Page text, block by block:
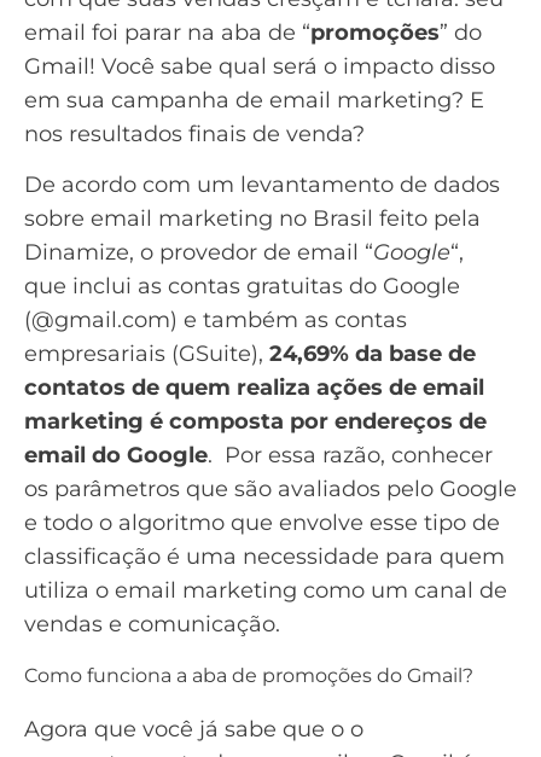
email foi parar na aba de “promoções” do
Gmail! Você sabe qual será o impacto disso
em sua campanha de email marketing? E
nos resultados finais de venda?
De acordo com um levantamento de dados
sobre email marketing no Brasil feito pela
Dinamize, o provedor de email “Google“,
que inclui as contas gratuitas do Google
(@gmail.com) e também as contas
empresariais (GSuite), 24,69% da base de
contatos de quem realiza ações de email
marketing é composta por endereços de
email do Google. Por essa razão, conhecer
os parâmetros que são avaliados pelo Google
e todo o algoritmo que envolve esse tipo de
classificação é uma necessidade para quem
utiliza o email marketing como um canal de
vendas e comunicação.
Como funciona a aba de promoções do Gmail?
Agora que você já sabe que o o